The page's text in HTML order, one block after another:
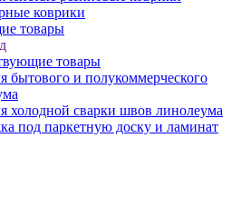
коврики
товары
товары
бытового и полукоммерческого
холодной сварки швов линолеума
под паркетную доску и ламинат